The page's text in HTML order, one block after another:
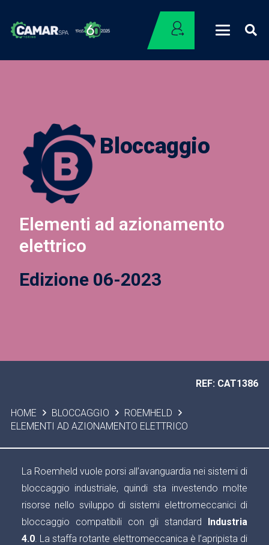
Bloccaggio
Elementi ad azionamento
elettrico
Edizione 06-2023
HOME BLOCCAGGIO
ROEMHELD
ELEMENTI AD AZIONAMENTO ELETTRICO
REF: CAT1386
La Roemheld vuole porsi all’avanguardia nei sistemi di
bloccaggio industriale, quindi sta investendo molte
risorse nello sviluppo di sistemi elettromeccanici di
bloccaggio compatibili con gli standard Industria
4.0. La staffa rotante elettromeccanica è l’apripista di